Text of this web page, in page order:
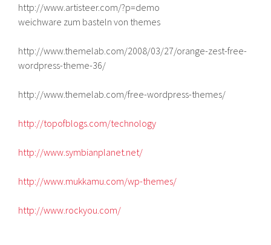
http://www.artisteer.com/?p=demo
weichware zum basteln von themes
http://www.themelab.com/2008/03/27/orange-zest-free-
wordpress-theme-36/
http://www.themelab.com/free-wordpress-themes/
http://topofblogs.com/technology
http://www.symbianplanet.net/
http://www.mukkamu.com/wp-themes/
http://www.rockyou.com/